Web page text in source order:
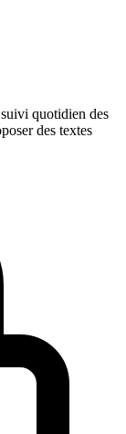
quotidien des
des textes